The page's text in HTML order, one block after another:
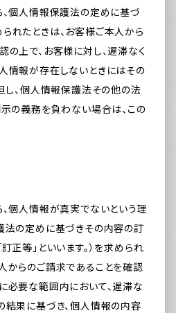
、個人情報保護法の定めに基づ
れたときは、お客様ご本人から
の上で、お客様に対し、遅滞なく
情報が存在しないときにはその
し、個人情報保護法その他の法
示の義務を負わない場合は、この
、個人情報が真実でないという理
法の定めに基づきその内容の訂
正等」といいます。）を求められ
からのご請求であることを確認
必要な範囲内において、遅滞な
結果に基づき、個人情報の内容